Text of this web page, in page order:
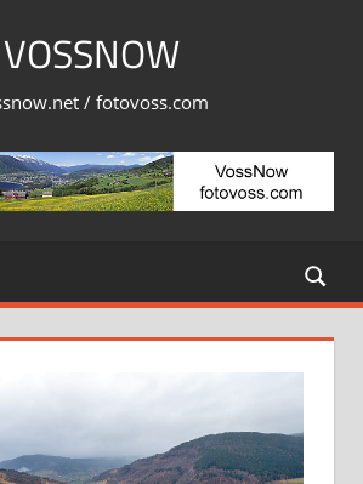
VOSSNOW
/ fotovoss.com